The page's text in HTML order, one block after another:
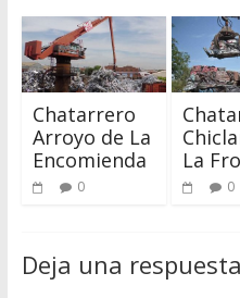
Chatarrero
Arroyo de La
Encomienda
0
La
0
Deja una respuesta